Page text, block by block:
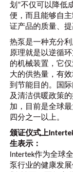
划”不仅可以降低
便，而且能够自
证产品的质量、提
热泵是一种充分
原理就是以逆循
的机械装置，它
大的供热量，有
到节能目的。国
及清洁供暖政策
加，目前是全球
四分之一以上。
颁证仪式上
生表示：
Intertek作为全球
泵行业的健康发